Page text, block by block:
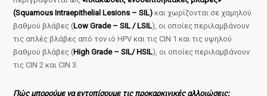
(Squamous Intraepithelial Lesions – SIL) και χωρίζονται σε χαμηλού
βαθμού βλάβες (Low Grade – SIL / LSIL), οι οποίες περιλαμβάνουν
τις απλές βλάβες από τον ιό HPV και τις CIN 1 και τις υψηλού
βαθμού βλάβες (High Grade – SIL/ HSIL), οι οποίες περιλαμβάνουν
τις CIN 2 και CIN 3.
Πώς μπορούμε να εντοπίσουμε τις προκαρκινικές αλλοιώσεις;